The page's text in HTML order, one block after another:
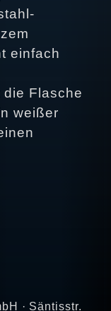
einfach
Flasche
weißer
· Säntisstr.